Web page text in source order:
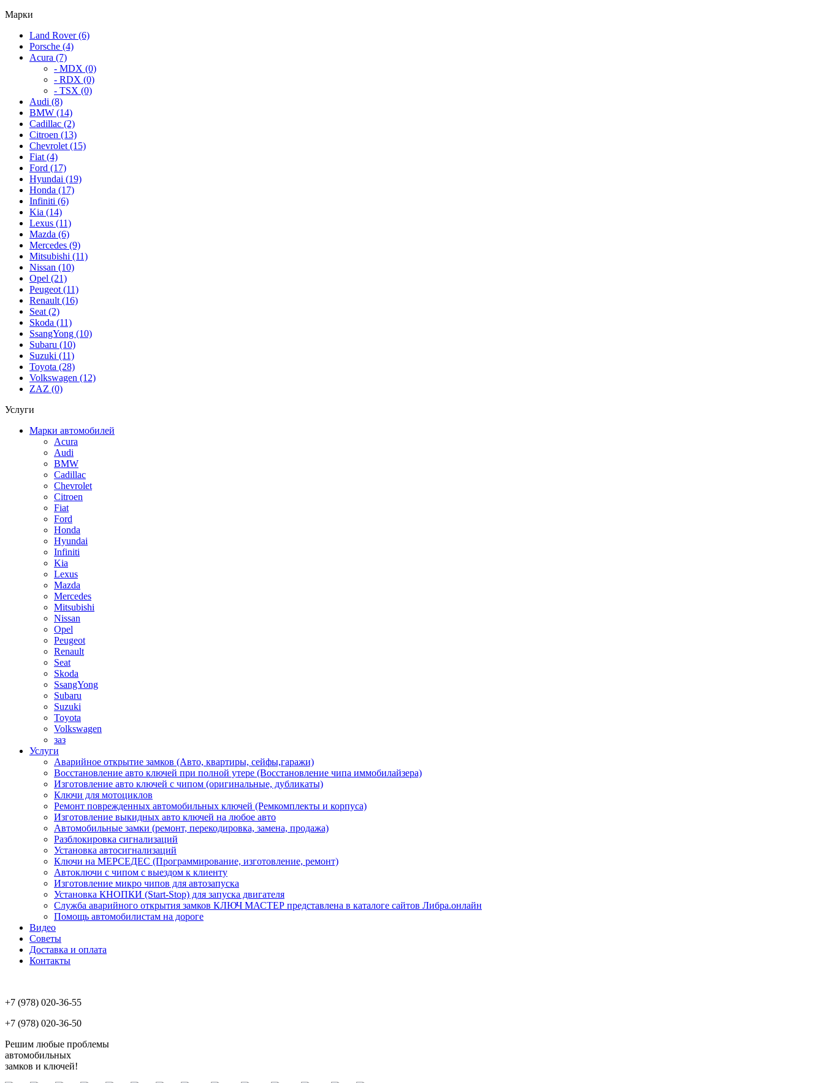
Марки
Land Rover (6)
Porsche (4)
Acura (7)
- MDX (0)
- RDX (0)
- TSX (0)
Audi (8)
BMW (14)
Cadillac (2)
Citroen (13)
Chevrolet (15)
Fiat (4)
Ford (17)
Hyundai (19)
Honda (17)
Infiniti (6)
Kia (14)
Lexus (11)
Mazda (6)
Mercedes (9)
Mitsubishi (11)
Nissan (10)
Opel (21)
Peugeot (11)
Renault (16)
Seat (2)
Skoda (11)
SsangYong (10)
Subaru (10)
Suzuki (11)
Toyota (28)
Volkswagen (12)
ZAZ (0)
Услуги
Марки автомобилей
Acura
Audi
BMW
Cadillac
Chevrolet
Citroen
Fiat
Ford
Honda
Hyundai
Infiniti
Kia
Lexus
Mazda
Mercedes
Mitsubishi
Nissan
Opel
Peugeot
Renault
Seat
Skoda
SsangYong
Subaru
Suzuki
Toyota
Volkswagen
заз
Услуги
Аварийное открытие замков (Авто, квартиры, сейфы,гаражи)
Восстановление авто ключей при полной утере (Восстановление чипа иммобилайзера)
Изготовление авто ключей с чипом (оригинальные, дубликаты)
Ключи для мотоциклов
Ремонт поврежденных автомобильных ключей (Ремкомплекты и корпуса)
Изготовление выкидных авто ключей на любое авто
Автомобильные замки (ремонт, перекодировка, замена, продажа)
Разблокировка сигнализаций
Установка автосигнализаций
Ключи на МЕРСЕДЕС (Программирование, изготовление, ремонт)
Автоключи с чипом с выездом к клиенту
Изготовление микро чипов для автозапуска
Установка КНОПКИ (Start-Stop) для запуска двигателя
Служба аварийного открытия замков КЛЮЧ МАСТЕР представлена в каталоге сайтов Либра.онлайн
Помощь автомобилистам на дороге
Видео
Советы
Доставка и оплата
Контакты
+7 (978) 020-36-55
+7 (978) 020-36-50
Решим любые проблемы
автомобильных
замков и ключей!